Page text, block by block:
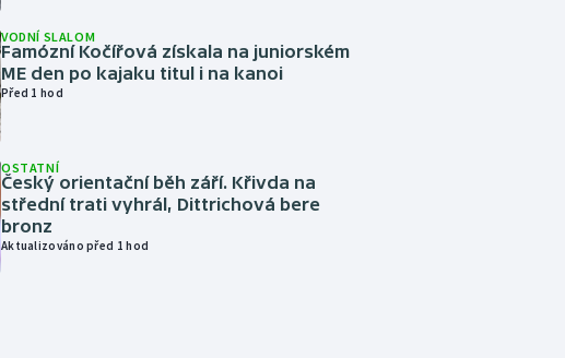
VODNÍ SLALOM
Famózní Kočířová získala na juniorském
ME den po kajaku titul i na kanoi
Před 1 hod
OSTATNÍ
Český orientační běh září. Křivda na
střední trati vyhrál, Dittrichová bere
bronz
Aktualizováno před 1 hod